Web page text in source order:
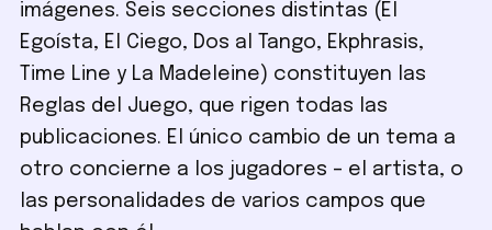
imágenes. Seis secciones distintas (El
Egoísta, El Ciego, Dos al Tango, Ekphrasis,
Time Line y La Madeleine) constituyen las
Reglas del Juego, que rigen todas las
publicaciones. El único cambio de un tema a
otro concierne a los jugadores – el artista, o
las personalidades de varios campos que